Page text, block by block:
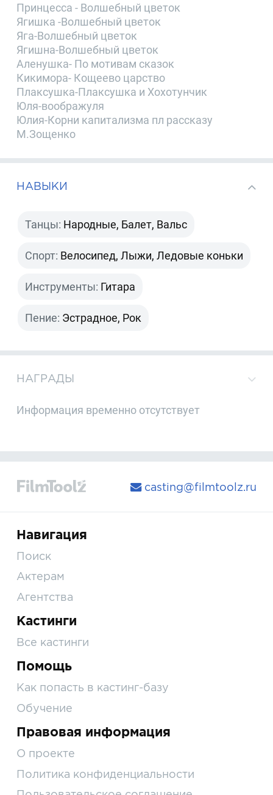
Принцесса - Волшебный цветок
Ягишка -Волшебный цветок
Яга-Волшебный цветок
Ягишна-Волшебный цветок
Аленушка- По мотивам сказок
Кикимора- Кощеево царство
Плаксушка-Плаксушка и Хохотунчик
Юля-воображуля
Юлия-Корни капитализма пл рассказу
М.Зощенко
НАВЫКИ
Танцы: Народные, Балет, Вальс
Спорт: Велосипед, Лыжи, Ледовые коньки
Инструменты: Гитара
Пение: Эстрадное, Рок
НАГРАДЫ
Информация временно отсутствует
casting@filmtoolz.ru
Навигация
Поиск
Актерам
Агентства
Кастинги
Все кастинги
Помощь
Как попасть в кастинг-базу
Обучение
Правовая информация
О проекте
Политика конфиденциальности